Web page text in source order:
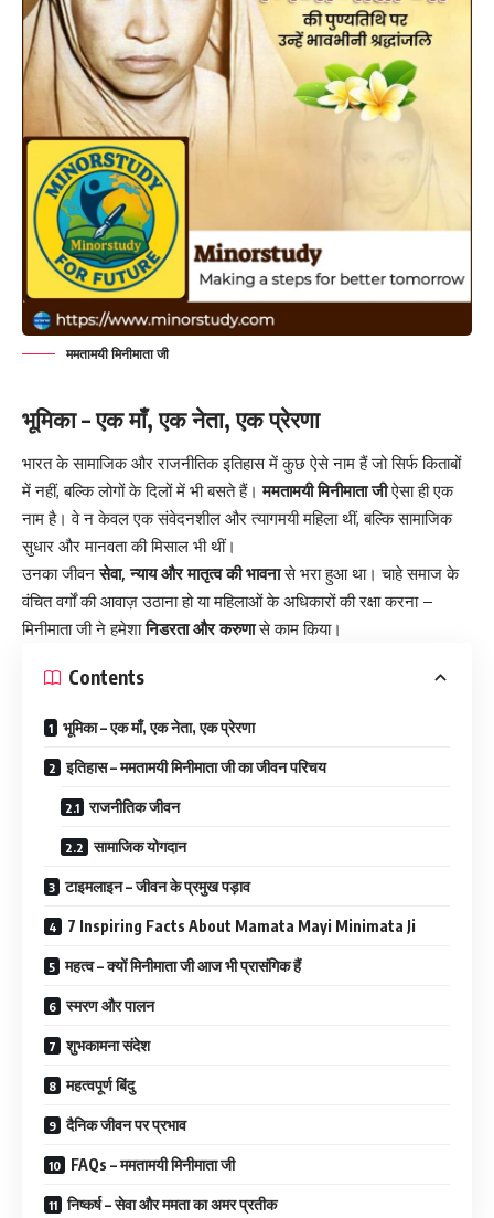
ममतामयी मिनीमाता जी
भूमिका – एक माँ, एक नेता, एक प्रेरणा
भारत के सामाजिक और राजनीतिक इतिहास में कुछ ऐसे नाम हैं जो सिर्फ किताबों
में नहीं, बल्कि लोगों के दिलों में भी बसते हैं।ममतामयी मिनीमाता जीऐसा ही एक
नाम है। वे न केवल एक संवेदनशील और त्यागमयी महिला थीं, बल्कि सामाजिक
सुधार और मानवता की मिसाल भी थीं।
उनका जीवनसेवा, न्याय और मातृत्व की भावनासे भरा हुआ था। चाहे समाज के
वंचित वर्गों की आवाज़ उठाना हो या महिलाओं के अधिकारों की रक्षा करना –
मिनीमाता जी ने हमेशानिडरता और करुणासे काम किया।
Contents
भूमिका – एक माँ, एक नेता, एक प्रेरणा
इतिहास – ममतामयी मिनीमाता जी का जीवन परिचय
राजनीतिक जीवन
सामाजिक योगदान
टाइमलाइन – जीवन के प्रमुख पड़ाव
7 Inspiring Facts About Mamata Mayi Minimata Ji
महत्व – क्यों मिनीमाता जी आज भी प्रासंगिक हैं
स्मरण और पालन
शुभकामना संदेश
महत्वपूर्ण बिंदु
दैनिक जीवन पर प्रभाव
FAQs – ममतामयी मिनीमाता जी
निष्कर्ष – सेवा और ममता का अमर प्रतीक